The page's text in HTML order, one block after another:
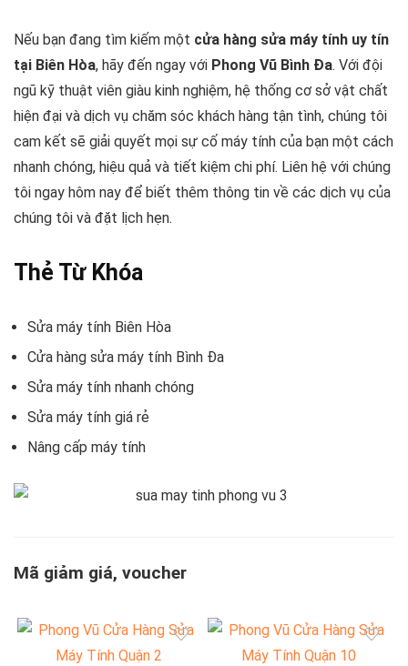
Nếu bạn đang tìm kiếm một cửa hàng sửa máy tính uy tín
tại Biên Hòa, hãy đến ngay với Phong Vũ Bình Đa. Với đội
ngũ kỹ thuật viên giàu kinh nghiệm, hệ thống cơ sở vật chất
hiện đại và dịch vụ chăm sóc khách hàng tận tình, chúng tôi
cam kết sẽ giải quyết mọi sự cố máy tính của bạn một cách
nhanh chóng, hiệu quả và tiết kiệm chi phí. Liên hệ với chúng
tôi ngay hôm nay để biết thêm thông tin về các dịch vụ của
chúng tôi và đặt lịch hẹn.
Thẻ Từ Khóa
Sửa máy tính Biên Hòa
Cửa hàng sửa máy tính Bình Đa
Sửa máy tính nhanh chóng
Sửa máy tính giá rẻ
Nâng cấp máy tính
Mã giảm giá, voucher